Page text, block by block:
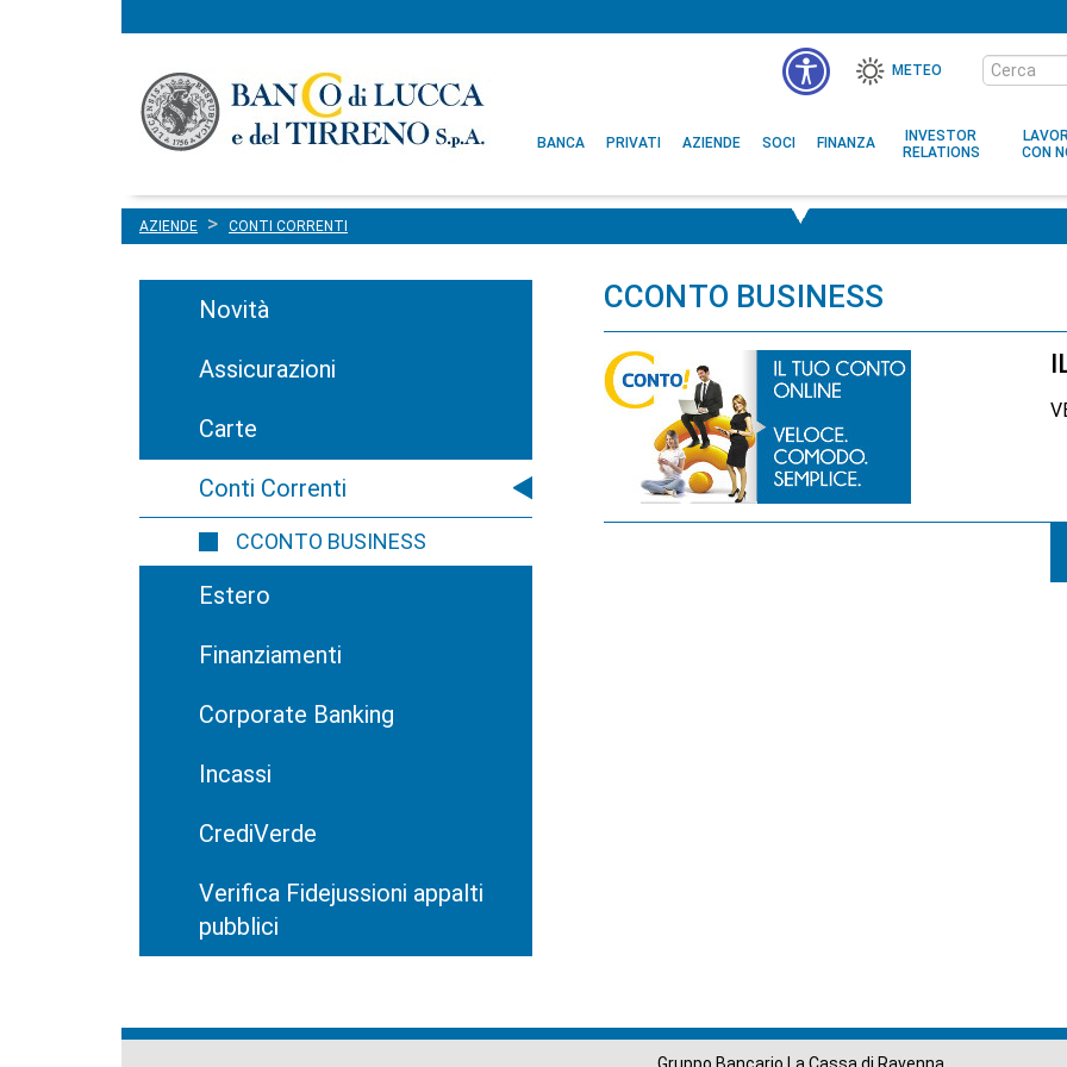
METEO
Cerca
nel
sito
principale
BANCA PRIVATI AZIENDE SOCI FINANZA
INVESTOR
RELATIONS
CON
AZIENDE CONTI CORRENTI
Novità
Assicurazioni
Carte
Conti Correnti
CCONTO BUSINESS
Estero
Finanziamenti
Corporate Banking
Incassi
CrediVerde
Verifica Fidejussioni appalti
pubblici
CCONTO BUSINESS